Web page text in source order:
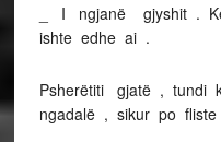
_ I ngjanë gjyshit .
ishte edhe ai .
Psherëtiti gjatë , tundi
ngadalë , sikur po